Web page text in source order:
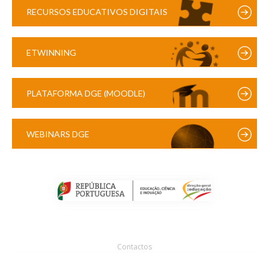
RECURSOS EDUCATIVOS DIGITAIS
ETWINNING
PLATAFORMA DGE (MOODLE)
WEBINARS DGE
Contactos